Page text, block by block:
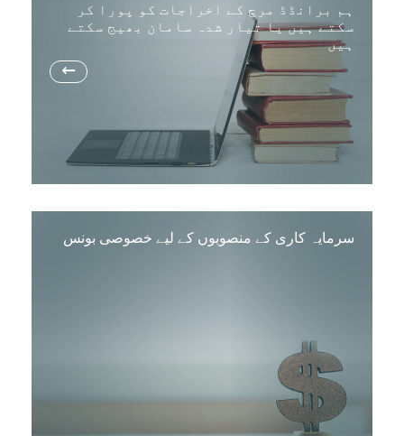
ہم برانڈڈ مرچ کے اخراجات کو پورا کر
سکتے ہیں یا تیار شدہ سامان بھیج سکتے
ہیں
→
سرمایہ کاری کے منصوبوں کے لیے خصوصی بونس